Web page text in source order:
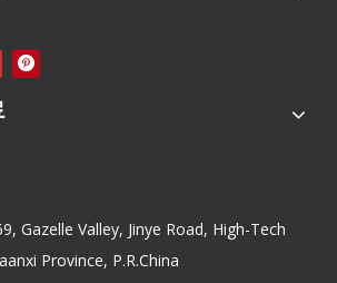
Gazelle Valley, Jinye Road, High-Tech
Province, P.R.China